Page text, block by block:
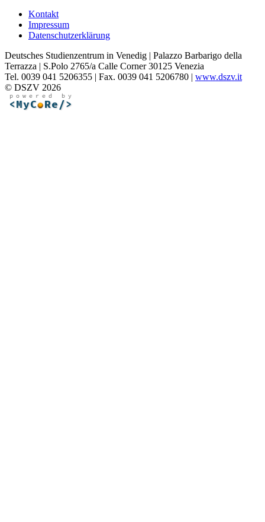
Kontakt
Impressum
Datenschutzerklärung
Deutsches Studienzentrum in Venedig | Palazzo Barbarigo della
Terrazza | S.Polo 2765/a Calle Corner 30125 Venezia
Tel. 0039 041 5206355 | Fax. 0039 041 5206780 | www.dszv.it
© DSZV 2026